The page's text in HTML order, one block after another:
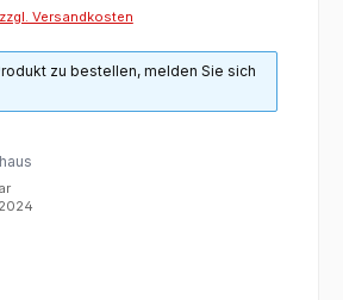
Versandkosten
zu bestellen, melden Sie sich